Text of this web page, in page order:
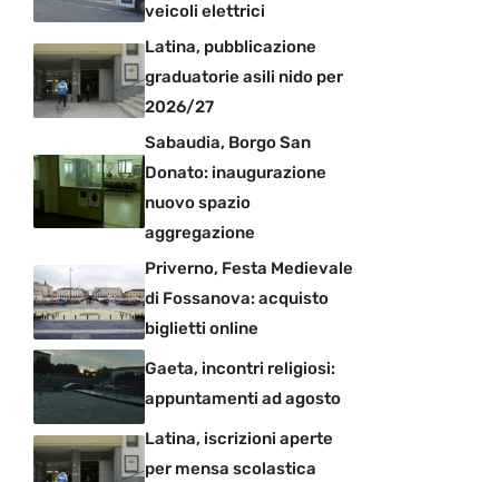
veicoli elettrici
Latina, pubblicazione
graduatorie asili nido per
2026/27
Sabaudia, Borgo San
Donato: inaugurazione
nuovo spazio
aggregazione
Priverno, Festa Medievale
di Fossanova: acquisto
biglietti online
Gaeta, incontri religiosi:
appuntamenti ad agosto
Latina, iscrizioni aperte
per mensa scolastica